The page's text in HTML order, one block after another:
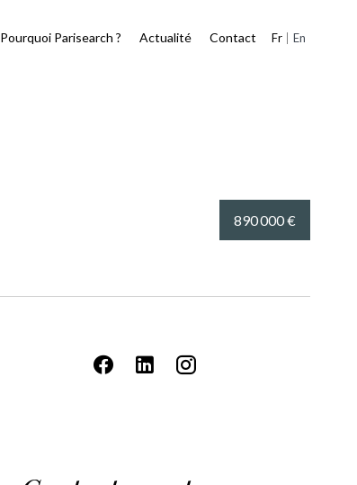
Pourquoi Parisearch ? Actualité Contact Fr En
890 000 €